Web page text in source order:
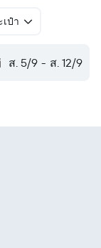
ป๋า
ส. 5/9 - ส. 12/9